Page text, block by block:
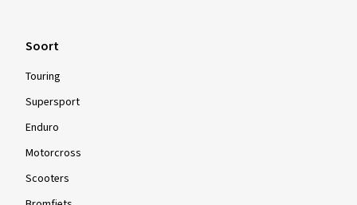
Soort
Touring
Supersport
Enduro
Motorcross
Scooters